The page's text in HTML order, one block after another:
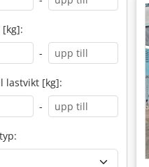
[kg]:
-
lastvikt [kg]:
-